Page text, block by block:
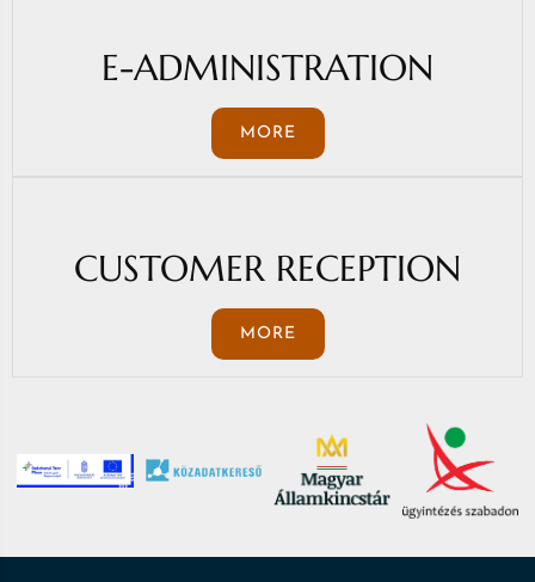
E-ADMINISTRATION
MORE
CUSTOMER RECEPTION
MORE